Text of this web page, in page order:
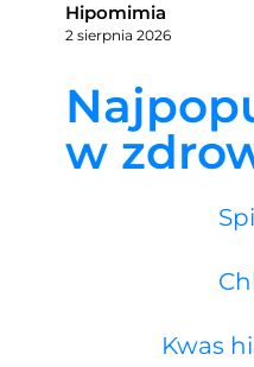
Hipomimia
2 sierpnia 2026
w
Kwas